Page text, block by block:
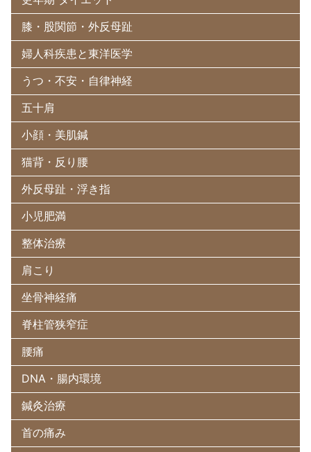
膝・股関節・外反母趾
婦人科疾患と東洋医学
うつ・不安・自律神経
五十肩
小顔・美肌鍼
猫背・反り腰
外反母趾・浮き指
小児肥満
整体治療
肩こり
坐骨神経痛
脊柱管狭窄症
腰痛
DNA・腸内環境
鍼灸治療
首の痛み